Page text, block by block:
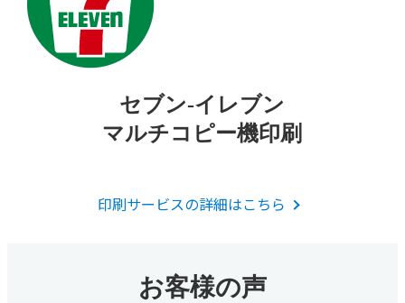
セブン-イレブン
マルチコピー機印刷
印刷サービスの詳細はこちら
お客様の声